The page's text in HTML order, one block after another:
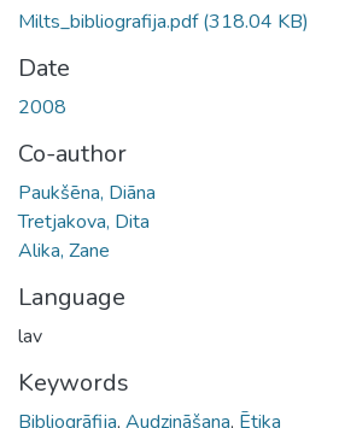
Milts_bibliografija.pdf(318.04 KB)
Date
2008
Co-author
Paukšēna, Diāna
Tretjakova, Dita
Alika, Zane
Language
lav
Keywords
Bibliogrāfija, Audzināšana, Ētika